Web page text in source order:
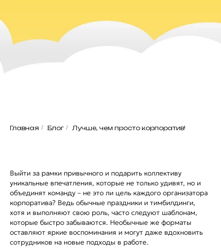
Главная / Блог / Лучше, чем просто корпоратив!
Выйти за рамки привычного и подарить коллективу
уникальные впечатления, которые не только удивят, но и
объединят команду – не это ли цель каждого организатора
корпоратива? Ведь обычные праздники и тимбилдинги,
хотя и выполняют свою роль, часто следуют шаблонам,
которые быстро забываются. Необычные же форматы
оставляют яркие воспоминания и могут даже вдохновить
сотрудников на новые подходы в работе.